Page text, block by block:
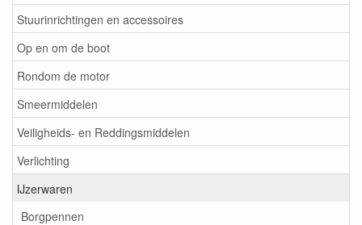
Stuurinrichtingen en accessoires
Op en om de boot
Rondom de motor
Smeermiddelen
Veiligheids- en Reddingsmiddelen
Verlichting
IJzerwaren
Borgpennen